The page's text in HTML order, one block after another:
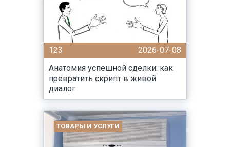
123
2026-07-08
Анатомия успешной сделки: как
превратить скрипт в живой
диалог
ТОВАРЫ И УСЛУГИ